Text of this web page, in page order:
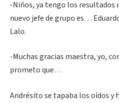
-Niños, ya tengo los resultados
nuevo jefe de grupo es…
Lalo.
-Muchas gracias maestra, yo,
prometo que…
Andrésito se tapaba los oídos y